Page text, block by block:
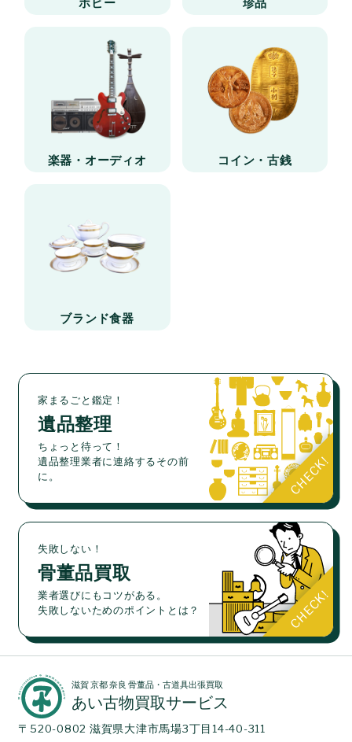
ホビー 珍品
楽器・オーディオ コイン・古銭
ブランド食器
家まるごと鑑定！
遺品整理
ちょっと待って！
遺品整理業者に連絡するその前
に。
失敗しない！
骨董品買取
業者選びにもコツがある。
失敗しないためのポイントとは？
滋賀 京都 奈良 骨董品・古道具出張買取
あい古物買取サービス
〒520-0802 滋賀県大津市馬場3丁目14-40-311